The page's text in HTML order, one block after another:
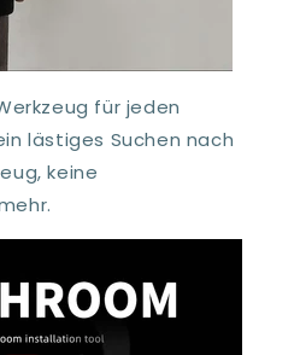
für jeden
lästiges Suchen nach
keine